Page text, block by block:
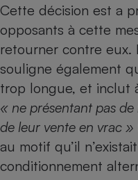
Cette décision est a
opposants à cette
retourner contre eux.
souligne également
trop longue, et inclut
« ne présentant pas
de leur vente en vrac »
au motif qu’il
conditionnement